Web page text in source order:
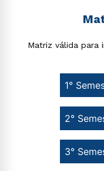
Matriz válida para
1°
3°
2°
Estou de acordo
autorizo que meus
envio de